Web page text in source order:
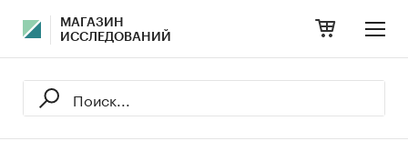
МАГАЗИН
ИССЛЕДОВАНИЙ